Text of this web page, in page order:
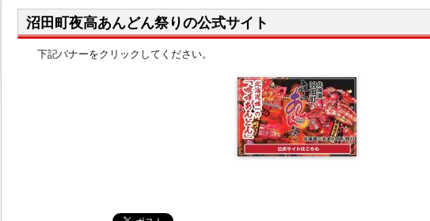
沼田町夜高あんどん祭りの公式サイト
下記バナーをクリックしてください。